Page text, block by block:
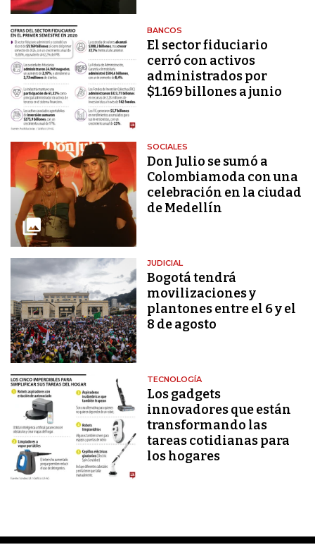
BANCOS
El sector fiduciario
cerró con activos
administrados por
$1.169 billones a junio
SOCIALES
Don Julio se sumó a
Colombiamoda con una
celebración en la ciudad
de Medellín
JUDICIAL
Bogotá tendrá
movilizaciones y
plantones entre el 6 y el
8 de agosto
TECNOLOGÍA
Los gadgets
innovadores que están
transformando las
tareas cotidianas para
los hogares